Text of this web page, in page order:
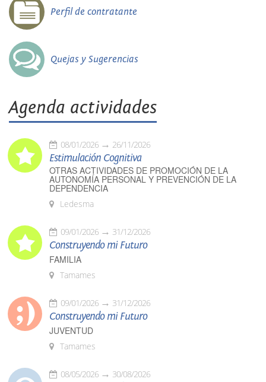
Perfil de contratante
Quejas y Sugerencias
Agenda actividades
08/01/2026 26/11/2026
Estimulación Cognitiva
OTRAS ACTIVIDADES DE PROMOCIÓN DE LA
AUTONOMÍA PERSONAL Y PREVENCIÓN DE LA
DEPENDENCIA
Ledesma
09/01/2026 31/12/2026
Construyendo mi Futuro
FAMILIA
Tamames
09/01/2026 31/12/2026
Construyendo mi Futuro
JUVENTUD
Tamames
08/05/2026 30/08/2026